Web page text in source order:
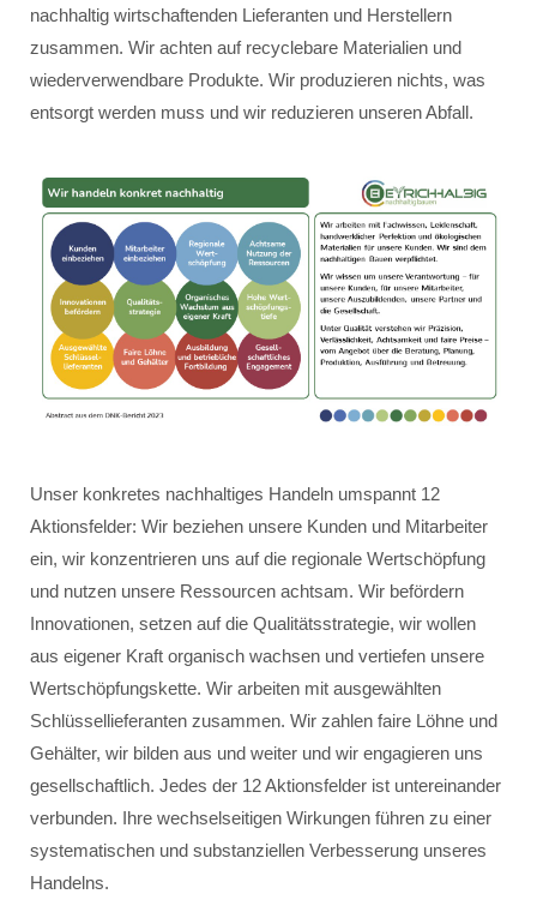
nachhaltig wirtschaftenden Lieferanten und Herstellern
zusammen. Wir achten auf recyclebare Materialien und
wiederverwendbare Produkte. Wir produzieren nichts, was
entsorgt werden muss und wir reduzieren unseren Abfall.
Unser konkretes nachhaltiges Handeln umspannt 12
Aktionsfelder: Wir beziehen unsere Kunden und Mitarbeiter
ein, wir konzentrieren uns auf die regionale Wertschöpfung
und nutzen unsere Ressourcen achtsam. Wir befördern
Innovationen, setzen auf die Qualitätsstrategie, wir wollen
aus eigener Kraft organisch wachsen und vertiefen unsere
Wertschöpfungskette. Wir arbeiten mit ausgewählten
Schlüssellieferanten zusammen. Wir zahlen faire Löhne und
Gehälter, wir bilden aus und weiter und wir engagieren uns
gesellschaftlich. Jedes der 12 Aktionsfelder ist untereinander
verbunden. Ihre wechselseitigen Wirkungen führen zu einer
systematischen und substanziellen Verbesserung unseres
Handelns.